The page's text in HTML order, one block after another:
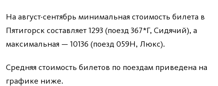
На август-сентябрь минимальная стоимость билета в
Пятигорск составляет 1293 (поезд 367*Г, Сидячий), а
максимальная — 10136 (поезд 059Н, Люкс).
Средняя стоимость билетов по поездам приведена на
графике ниже.